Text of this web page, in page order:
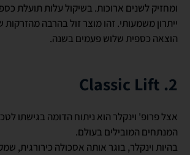
ומחזיק לשנים ארוכות. בשיקול עלות תועלת
ייתרון משמעותי. זהו מוצר זול בהרבה
הוצאה כספית שלוש פעמים בשנה.
2. Classic Lift
אצל פרופ' וינקלר הוא ניתוח הדומה בגישתו
המנתחים המובילים בעולם.
בהיות וינקלר, בוגר אותה אסכולה כירורגית,